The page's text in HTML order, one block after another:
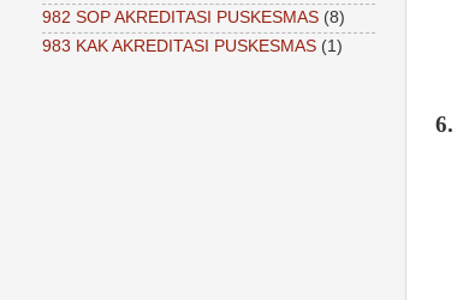
6.
982 SOP AKREDITASI PUSKESMAS (8)
983 KAK AKREDITASI PUSKESMAS (1)